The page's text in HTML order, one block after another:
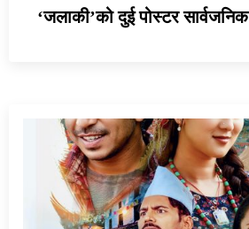
‘जलाकी’को दुई पोस्टर सार्वजनिक